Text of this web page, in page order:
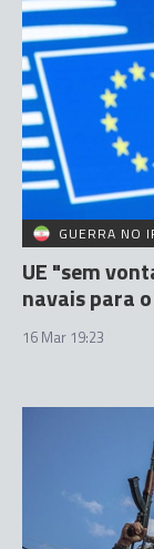
GUERRA NO
UE "sem
navais para
16 Mar 19:23